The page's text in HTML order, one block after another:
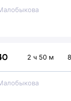
2 ч 50 м